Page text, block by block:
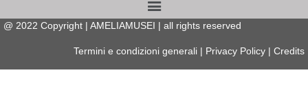
@ 2022 Copyright | AMELIAMUSEI | all rights reserved
Termini e condizioni generali Privacy Policy Credits